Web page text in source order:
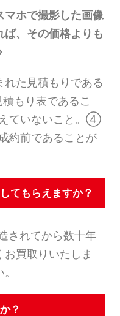
ホで撮影した画像
ば、その価格よりも
た見積もりである
もり表であるこ
ていないこと。④
約前であることが
てもらえますか？
されてから数十年
買取りいたしま
？